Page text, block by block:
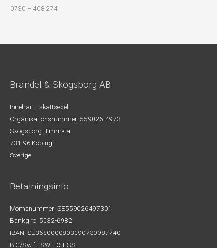
0730 – 408 274
Brandel & Skogsborg AB
Innehar F-skattsedel
Organisationsnummer: 559026-4973
Skogsborg Himmeta
731 96 Köping
Sverige
Betalningsinfo
Momsnummer: SE559026497301
Bankgiro: 5032-6982
IBAN: SE3680000803090730987740
BIC/Swift: SWEDSESS